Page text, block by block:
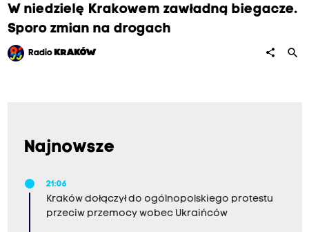
W niedzielę Krakowem zawładną biegacze.
Sporo zmian na drogach
Radio KRAKÓW share search
Najnowsze
21:06
Kraków dołączył do ogólnopolskiego protestu
przeciw przemocy wobec Ukraińców